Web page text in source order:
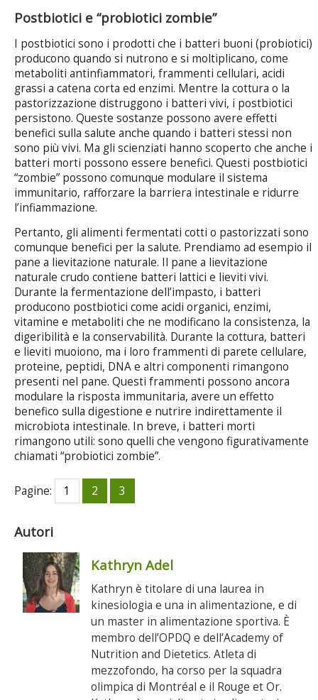
Postbiotici e “probiotici zombie”
I postbiotici sono i prodotti che i batteri buoni (probiotici)
producono quando si nutrono e si moltiplicano, come
metaboliti antinfiammatori, frammenti cellulari, acidi
grassi a catena corta ed enzimi. Mentre la cottura o la
pastorizzazione distruggono i batteri vivi, i postbiotici
persistono. Queste sostanze possono avere effetti
benefici sulla salute anche quando i batteri stessi non
sono più vivi. Ma gli scienziati hanno scoperto che anche i
batteri morti possono essere benefici. Questi postbiotici
“zombie” possono comunque modulare il sistema
immunitario, rafforzare la barriera intestinale e ridurre
l’infiammazione.
Pertanto, gli alimenti fermentati cotti o pastorizzati sono
comunque benefici per la salute. Prendiamo ad esempio il
pane a lievitazione naturale. Il pane a lievitazione
naturale crudo contiene batteri lattici e lieviti vivi.
Durante la fermentazione dell’impasto, i batteri
producono postbiotici come acidi organici, enzimi,
vitamine e metaboliti che ne modificano la consistenza, la
digeribilità e la conservabilità. Durante la cottura, batteri
e lieviti muoiono, ma i loro frammenti di parete cellulare,
proteine, peptidi, DNA e altri componenti rimangono
presenti nel pane. Questi frammenti possono ancora
modulare la risposta immunitaria, avere un effetto
benefico sulla digestione e nutrire indirettamente il
microbiota intestinale. In breve, i batteri morti
rimangono utili: sono quelli che vengono figurativamente
chiamati “probiotici zombie”.
Pagine: 1 2 3
Autori
Kathryn Adel
Kathryn è titolare di una laurea in
kinesiologia e una in alimentazione, e di
un master in alimentazione sportiva. È
membro dell’OPDQ e dell’Academy of
Nutrition and Dietetics. Atleta di
mezzofondo, ha corso per la squadra
olimpica di Montréal e il Rouge et Or.